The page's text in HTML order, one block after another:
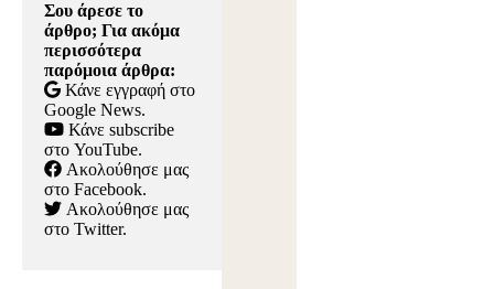
Σου άρεσε το
άρθρο; Για ακόμα
περισσότερα
παρόμοια άρθρα:
Κάνε εγγραφή στο
Google News.
Κάνε subscribe
στο YouTube.
Ακολούθησε μας
στο Facebook.
Ακολούθησε μας
στο Twitter.